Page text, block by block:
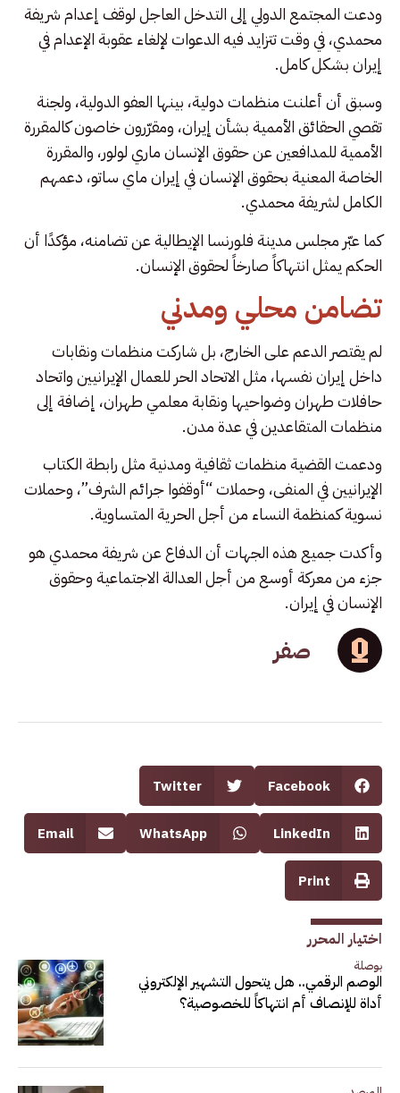
ودعت المجتمع الدولي إلى التدخل العاجل لوقف إعدام شريفة
محمدي، في وقت تتزايد فيه الدعوات لإلغاء عقوبة الإعدام في
إيران بشكل كامل.
وسبق أن أعلنت منظمات دولية، بينها العفو الدولية، ولجنة
تقصي الحقائق الأممية بشأن إيران، ومقرّرون خاصون كالمقررة
الأممية للمدافعين عن حقوق الإنسان ماري لولور، والمقررة
الخاصة المعنية بحقوق الإنسان في إيران ماي ساتو، دعمهم
الكامل لشريفة محمدي.
كما عبّر مجلس مدينة فلورنسا الإيطالية عن تضامنه، مؤكدًا أن
الحكم يمثل انتهاكاً صارخاً لحقوق الإنسان.
تضامن محلي ومدني
لم يقتصر الدعم على الخارج، بل شاركت منظمات ونقابات
داخل إيران نفسها، مثل الاتحاد الحر للعمال الإيرانيين واتحاد
حافلات طهران وضواحيها ونقابة معلمي طهران، إضافة إلى
منظمات المتقاعدين في عدة مدن.
ودعمت القضية منظمات ثقافية ومدنية مثل رابطة الكتاب
الإيرانيين في المنفى، وحملات “أوقفوا جرائم الشرف”، وحملات
نسوية كمنظمة النساء من أجل الحرية المتساوية.
وأكدت جميع هذه الجهات أن الدفاع عن شريفة محمدي هو
جزء من معركة أوسع من أجل العدالة الاجتماعية وحقوق
الإنسان في إيران.
صفر
Facebook
Twitter
LinkedIn
WhatsApp
Email
Print
اختيار المحرر
بوصلة
الوصم الرقمي.. هل يتحول التشهير الإلكتروني
أداة للإنصاف أم انتهاكاً للخصوصية؟